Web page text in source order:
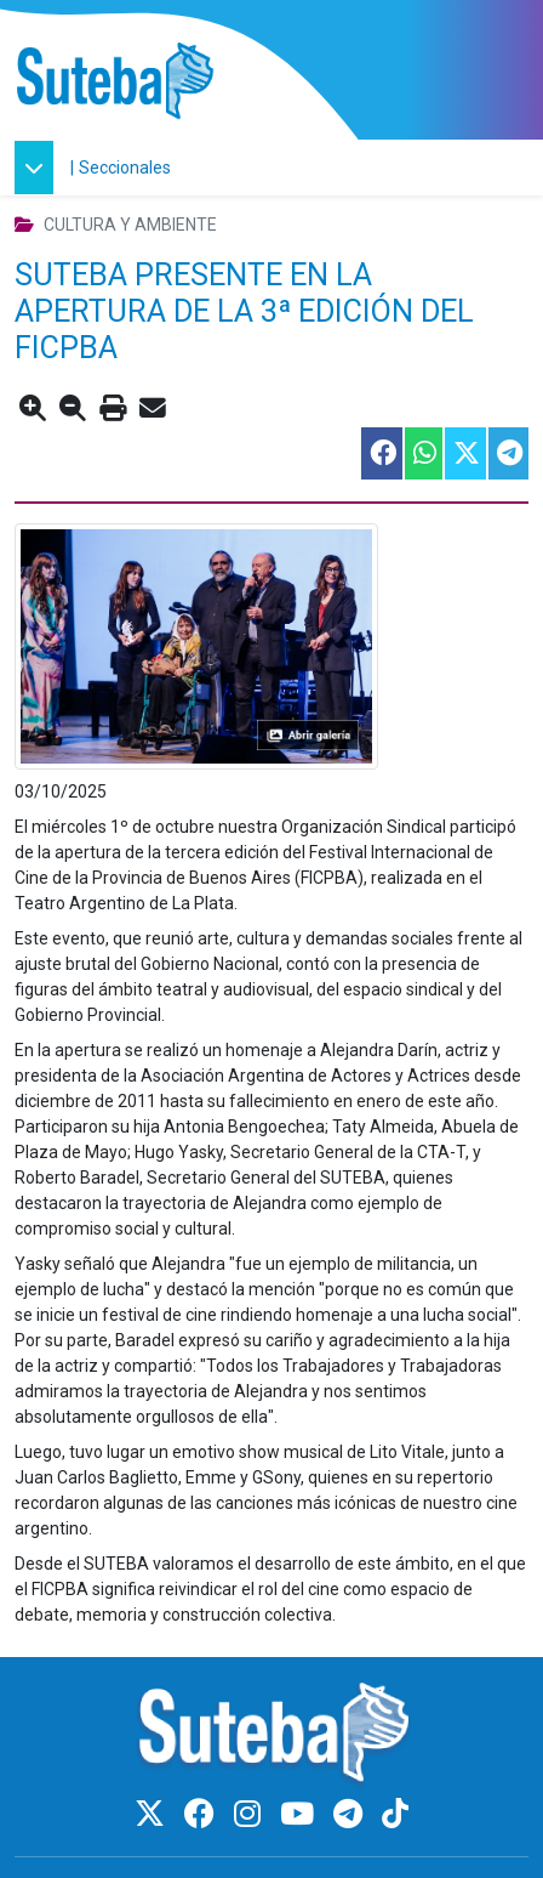
| Seccionales
CULTURA Y AMBIENTE
SUTEBA PRESENTE EN LA
APERTURA DE LA 3ª EDICIÓN DEL
FICPBA
03/10/2025
El miércoles 1º de octubre nuestra Organización Sindical participó
de la apertura de la tercera edición del Festival Internacional de
Cine de la Provincia de Buenos Aires (FICPBA), realizada en el
Teatro Argentino de La Plata.
Este evento, que reunió arte, cultura y demandas sociales frente al
ajuste brutal del Gobierno Nacional, contó con la presencia de
figuras del ámbito teatral y audiovisual, del espacio sindical y del
Gobierno Provincial.
En la apertura se realizó un homenaje a Alejandra Darín, actriz y
presidenta de la Asociación Argentina de Actores y Actrices desde
diciembre de 2011 hasta su fallecimiento en enero de este año.
Participaron su hija Antonia Bengoechea; Taty Almeida, Abuela de
Plaza de Mayo; Hugo Yasky, Secretario General de la CTA-T, y
Roberto Baradel, Secretario General del SUTEBA, quienes
destacaron la trayectoria de Alejandra como ejemplo de
compromiso social y cultural.
Yasky señaló que Alejandra "fue un ejemplo de militancia, un
ejemplo de lucha" y destacó la mención "porque no es común que
se inicie un festival de cine rindiendo homenaje a una lucha social".
Por su parte, Baradel expresó su cariño y agradecimiento a la hija
de la actriz y compartió: "Todos los Trabajadores y Trabajadoras
admiramos la trayectoria de Alejandra y nos sentimos
absolutamente orgullosos de ella".
Luego, tuvo lugar un emotivo show musical de Lito Vitale, junto a
Juan Carlos Baglietto, Emme y GSony, quienes en su repertorio
recordaron algunas de las canciones más icónicas de nuestro cine
argentino.
Desde el SUTEBA valoramos el desarrollo de este ámbito, en el que
el FICPBA significa reivindicar el rol del cine como espacio de
debate, memoria y construcción colectiva.